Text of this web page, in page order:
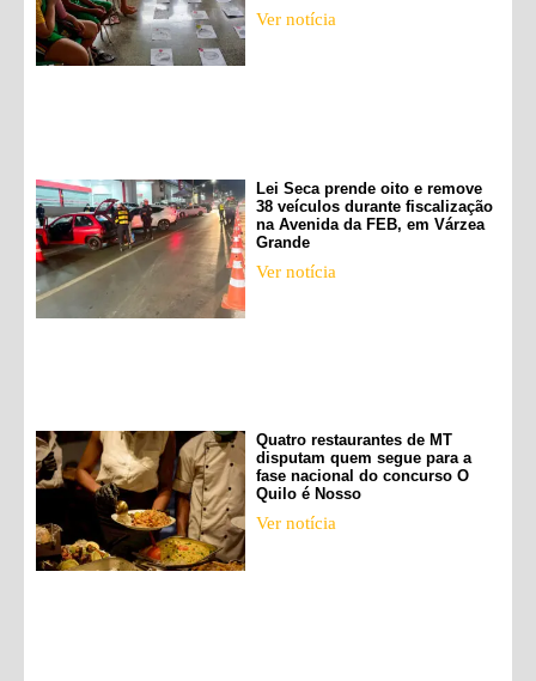
Ver notícia
Lei Seca prende oito e remove
38 veículos durante fiscalização
na Avenida da FEB, em Várzea
Grande
Ver notícia
Quatro restaurantes de MT
disputam quem segue para a
fase nacional do concurso O
Quilo é Nosso
Ver notícia